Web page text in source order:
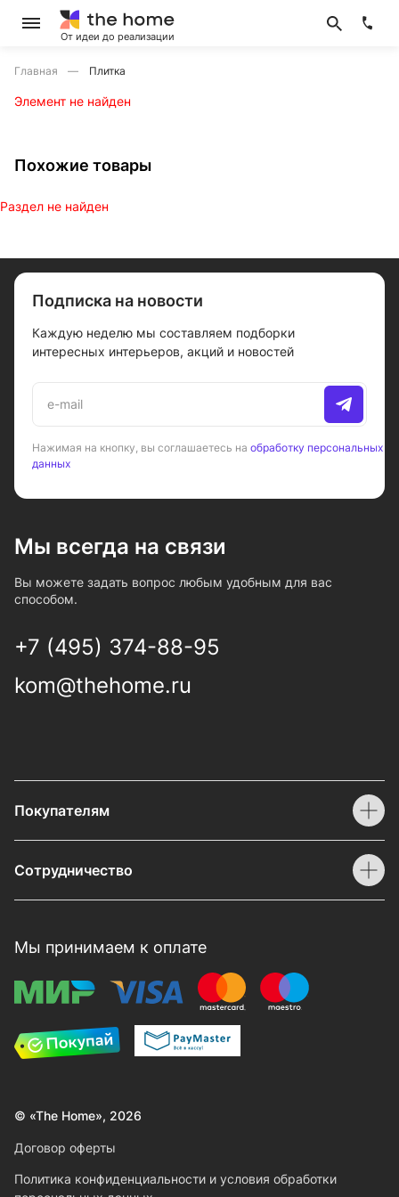
От идеи до реализации
Главная Плитка
Элемент не найден
Похожие товары
Раздел не найден
Подписка на новости
Каждую неделю мы составляем подборки
интересных интерьеров, акций и новостей
Нажимая на кнопку, вы соглашаетесь на обработку персональных
данных
Мы всегда на связи
Вы можете задать вопрос любым удобным для вас
способом.
+7 (495) 374-88-95
kom@thehome.ru
Покупателям
Сотрудничество
Мы принимаем к оплате
© «The Home», 2026
Договор оферты
Политика конфиденциальности и условия обработки